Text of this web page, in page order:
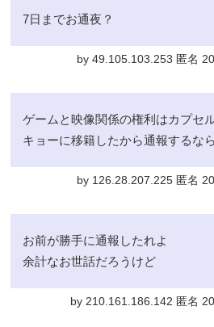
7日までお通夜？
by 49.105.103.253 匿名
ゲームと映像関係の権利はカプセ
キョーに移籍したから通報するな
by 126.28.207.225 匿名
お前が勝手に通報したれよ
余計なお世話だろうけど
by 210.161.186.142 匿名